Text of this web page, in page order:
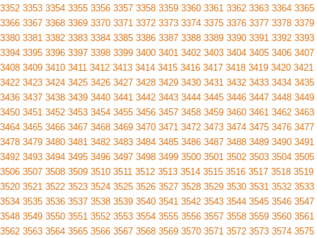
3352 3353 3354 3355 3356 3357 3358 3359 3360 3361 3362 3363 3364 3365
3366 3367 3368 3369 3370 3371 3372 3373 3374 3375 3376 3377 3378 3379
3380 3381 3382 3383 3384 3385 3386 3387 3388 3389 3390 3391 3392 3393
3394 3395 3396 3397 3398 3399 3400 3401 3402 3403 3404 3405 3406 3407
3408 3409 3410 3411 3412 3413 3414 3415 3416 3417 3418 3419 3420 3421
3422 3423 3424 3425 3426 3427 3428 3429 3430 3431 3432 3433 3434 3435
3436 3437 3438 3439 3440 3441 3442 3443 3444 3445 3446 3447 3448 3449
3450 3451 3452 3453 3454 3455 3456 3457 3458 3459 3460 3461 3462 3463
3464 3465 3466 3467 3468 3469 3470 3471 3472 3473 3474 3475 3476 3477
3478 3479 3480 3481 3482 3483 3484 3485 3486 3487 3488 3489 3490 3491
3492 3493 3494 3495 3496 3497 3498 3499 3500 3501 3502 3503 3504 3505
3506 3507 3508 3509 3510 3511 3512 3513 3514 3515 3516 3517 3518 3519
3520 3521 3522 3523 3524 3525 3526 3527 3528 3529 3530 3531 3532 3533
3534 3535 3536 3537 3538 3539 3540 3541 3542 3543 3544 3545 3546 3547
3548 3549 3550 3551 3552 3553 3554 3555 3556 3557 3558 3559 3560 3561
3562 3563 3564 3565 3566 3567 3568 3569 3570 3571 3572 3573 3574 3575